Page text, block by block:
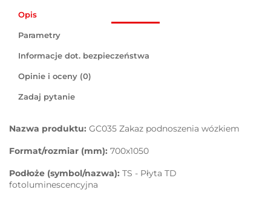
Opis
Parametry
Informacje dot. bezpieczeństwa
Opinie i oceny (0)
Zadaj pytanie
Nazwa produktu: GC035 Zakaz podnoszenia wózkiem
Format/rozmiar (mm): 700x1050
Podłoże (symbol/nazwa): TS - Płyta TD
fotoluminescencyjna